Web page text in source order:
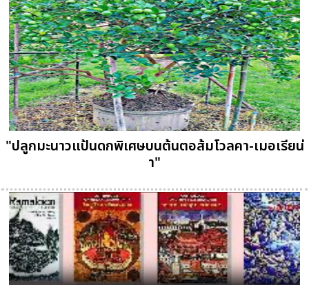
"ปลูกมะนาวแป้นดกพิเศษบนต้นตอส้มโวลคา-เมอเรียน่
า"